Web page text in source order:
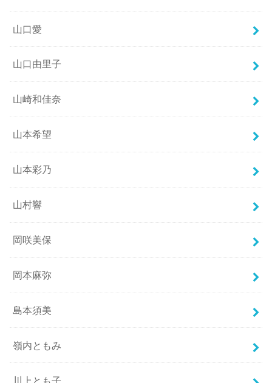
山口愛
山口由里子
山崎和佳奈
山本希望
山本彩乃
山村響
岡咲美保
岡本麻弥
島本須美
嶺内ともみ
川上とも子